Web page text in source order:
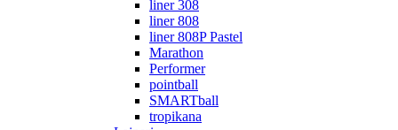
liner 308
liner 808
liner 808P Pastel
Marathon
Performer
pointball
SMARTball
tropikana